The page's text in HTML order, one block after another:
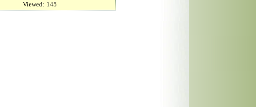
Viewed: 145